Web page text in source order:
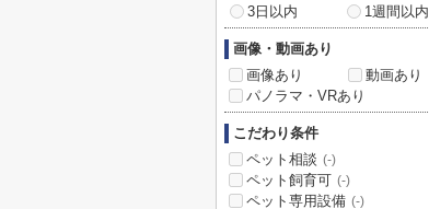
3日以内
1週間以内
画像・動画あり
画像あり
動画あり
パノラマ・VRあり
こだわり条件
ペット相談 (-)
ペット飼育可 (-)
ペット専用設備 (-)